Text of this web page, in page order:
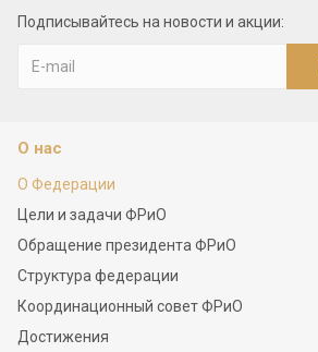
Подписывайтесь на новости и акции:
О нас
О Федерации
Цели и задачи ФРиО
Обращение президента ФРиО
Структура федерации
Координационный совет ФРиО
Достижения